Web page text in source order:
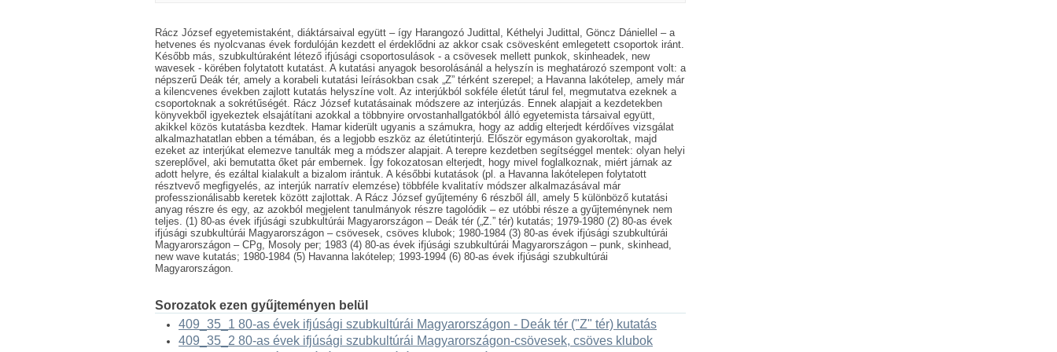
Rácz József egyetemistaként, diáktársaival együtt – így Harangozó Judittal, Kéthelyi Judittal, Göncz Dániellel – a
hetvenes és nyolcvanas évek fordulóján kezdett el érdeklődni az akkor csak csövesként emlegetett csoportok iránt.
Később más, szubkultúraként létező ifjúsági csoportosulások - a csövesek mellett punkok, skinheadek, new
wavesek - körében folytatott kutatást. A kutatási anyagok besorolásánál a helyszín is meghatározó szempont volt: a
népszerű Deák tér, amely a korabeli kutatási leírásokban csak „Z” térként szerepel; a Havanna lakótelep, amely már
a kilencvenes években zajlott kutatás helyszíne volt. Az interjúkból sokféle életút tárul fel, megmutatva ezeknek a
csoportoknak a sokrétűségét. Rácz József kutatásainak módszere az interjúzás. Ennek alapjait a kezdetekben
könyvekből igyekeztek elsajátítani azokkal a többnyire orvostanhallgatókból álló egyetemista társaival együtt,
akikkel közös kutatásba kezdtek. Hamar kiderült ugyanis a számukra, hogy az addig elterjedt kérdőíves vizsgálat
alkalmazhatatlan ebben a témában, és a legjobb eszköz az életútinterjú. Először egymáson gyakoroltak, majd
ezeket az interjúkat elemezve tanulták meg a módszer alapjait. A terepre kezdetben segítséggel mentek: olyan helyi
szereplővel, aki bemutatta őket pár embernek. Így fokozatosan elterjedt, hogy mivel foglalkoznak, miért járnak az
adott helyre, és ezáltal kialakult a bizalom irántuk. A későbbi kutatások (pl. a Havanna lakótelepen folytatott
résztvevő megfigyelés, az interjúk narratív elemzése) többféle kvalitatív módszer alkalmazásával már
professzionálisabb keretek között zajlottak. A Rácz József gyűjtemény 6 részből áll, amely 5 különböző kutatási
anyag részre és egy, az azokból megjelent tanulmányok részre tagolódik – ez utóbbi része a gyűjteménynek nem
teljes. (1) 80-as évek ifjúsági szubkultúrái Magyarországon – Deák tér („Z.” tér) kutatás; 1979-1980 (2) 80-as évek
ifjúsági szubkultúrái Magyarországon – csövesek, csöves klubok; 1980-1984 (3) 80-as évek ifjúsági szubkultúrái
Magyarországon – CPg, Mosoly per; 1983 (4) 80-as évek ifjúsági szubkultúrái Magyarországon – punk, skinhead,
new wave kutatás; 1980-1984 (5) Havanna lakótelep; 1993-1994 (6) 80-as évek ifjúsági szubkultúrái
Magyarországon.
Sorozatok ezen gyűjteményen belül
409_35_1 80-as évek ifjúsági szubkultúrái Magyarországon - Deák tér ("Z" tér) kutatás
409_35_2 80-as évek ifjúsági szubkultúrái Magyarországon-csövesek, csöves klubok